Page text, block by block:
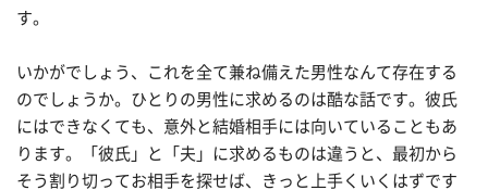
す。
いかがでしょう、これを全て兼ね備えた男性なんて存在する
のでしょうか。ひとりの男性に求めるのは酷な話です。彼氏
にはできなくても、意外と結婚相手には向いていることもあ
ります。「彼氏」と「夫」に求めるものは違うと、最初から
そう割り切ってお相手を探せば、きっと上手くいくはずです